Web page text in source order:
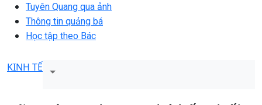
Tuyên Quang qua ảnh
Thông tin quảng bá
Học tập theo Bác
KINH TẾ